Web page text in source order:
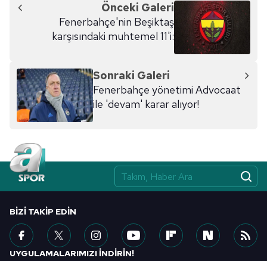
Önceki Galeri
Fenerbahçe'nin Beşiktaş
karşısındaki muhtemel 11'i:
Sonraki Galeri
Fenerbahçe yönetimi Advocaat
ile 'devam' karar alıyor!
BIZI TAKIP EDIN
UYGULAMALARIMIZI İNDİRİN!